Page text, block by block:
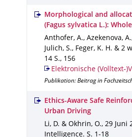
Morphological and
(Fagus sylvatica L.):
Anthofer, A., Azekenova,
Julich, S., Feger, K. H. & 2
14 S., 156
Elektronische (Volltext-
Publikation: Beitrag in
Ethics-Aware Safe
Urban Driving
Li, D. & Okhrin, O., 29 Juni
Intelligence. S. 1-18